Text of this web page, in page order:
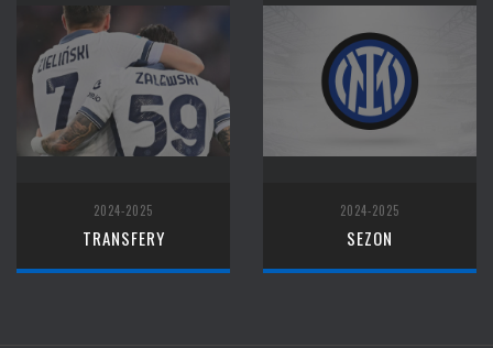
2024-2025
TRANSFERY
2024-2025
SEZON